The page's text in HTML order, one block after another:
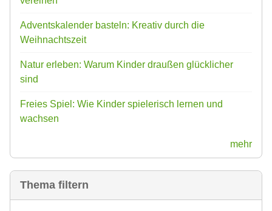
Adventskalender basteln: Kreativ durch die
Weihnachtszeit
Natur erleben: Warum Kinder draußen glücklicher
sind
Freies Spiel: Wie Kinder spielerisch lernen und
wachsen
mehr
Thema filtern